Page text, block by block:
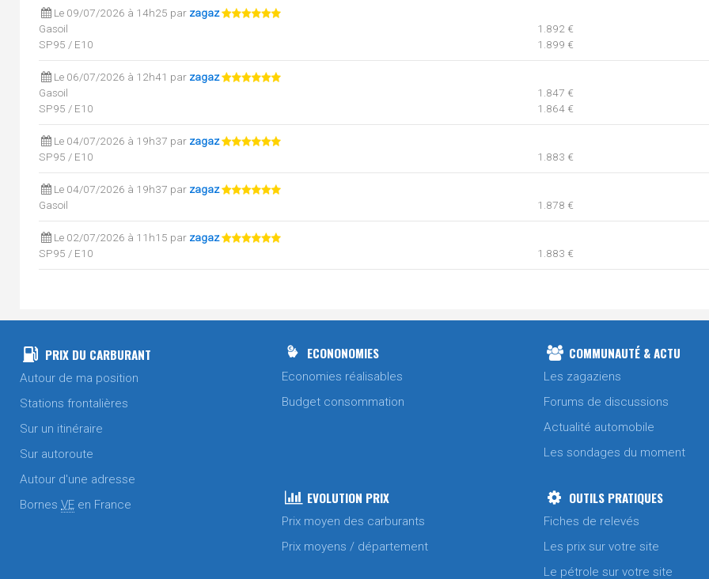
Le 09/07/2026 à 14h25 par zagaz
Gasoil
1.892 €
SP95 / E10
1.899 €
Le 06/07/2026 à 12h41 par zagaz
Gasoil
1.847 €
SP95 / E10
1.864 €
Le 04/07/2026 à 19h37 par zagaz
SP95 / E10
1.883 €
Le 04/07/2026 à 19h37 par zagaz
Gasoil
1.878 €
Le 02/07/2026 à 11h15 par zagaz
SP95 / E10
1.883 €
Gasoil
1.833 €
Le 22/06/2026 à 09h03 par
SP95 / E10
1.849 €
Le 15/06/2026 à 10h05 par
SP95 / E10
Le 11/06/2026 à 09h49 par
1.969 €
1.909 €
PRIX DU CARBURANT
Autour de ma position
Stations frontalières
Sur un itinéraire
Sur autoroute
Autour d'une adresse
Bornes VE en France
ECONONOMIES
Economies réalisables
Budget consommation
COMMUNAUTÉ & ACTU
Les zagaziens
Forums de discussions
Actualité automobile
Les sondages du moment
EVOLUTION PRIX
Prix moyen des carburants
Prix moyens / département
OUTILS PRATIQUES
Fiches de relevés
Les prix sur votre site
Le pétrole sur votre site